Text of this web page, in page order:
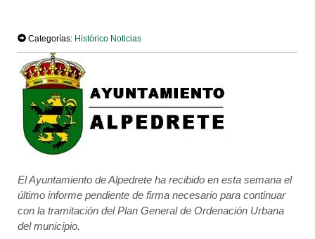
Categorías: Histórico Noticias
El Ayuntamiento de Alpedrete ha recibido en esta semana el
último informe pendiente de firma necesario para continuar
con la tramitación del Plan General de Ordenación Urbana
del municipio.